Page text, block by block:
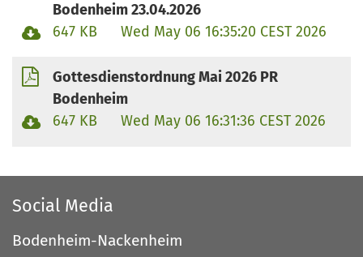
Bodenheim 23.04.2026
647 KB
Wed May 06 16:35:20 CEST 2026
Gottesdienstordnung Mai 2026 PR
Bodenheim
647 KB
Wed May 06 16:31:36 CEST 2026
Social Media
Bodenheim-Nackenheim